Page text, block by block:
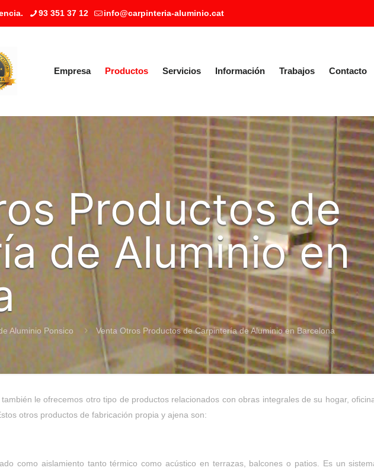
93 351 37 12 info@carpinteria-aluminio.cat
Empresa Productos Servicios Información Trabajos Contacto
Productos de
de Aluminio en
Aluminio Ponsico Venta Otros Productos de Carpintería de Aluminio en Barcelona
le ofrecemos otro tipo de productos relacionados con obras integrales de su hogar,
otros productos de fabricación propia y ajena son:
como aislamiento tanto térmico como acústico en terrazas, balcones o patios. Es un